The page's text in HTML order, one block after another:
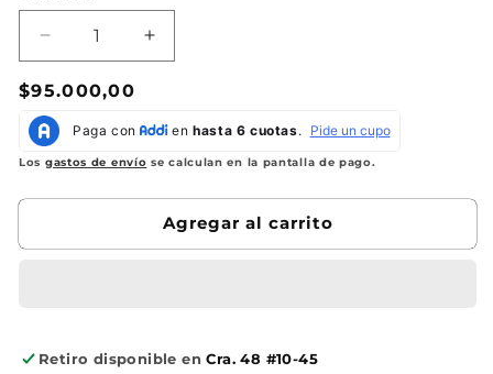
Reducir
cantidad
para
Teclado
y
Mouse
150
Aumentar
cantidad
y
Mouse
150
USB
Precio
habitual
$95.000,00
Los gastos de envío se calculan en la pantalla de pago.
Agregar al carrito
Retiro disponible enCra. 48 #10-45